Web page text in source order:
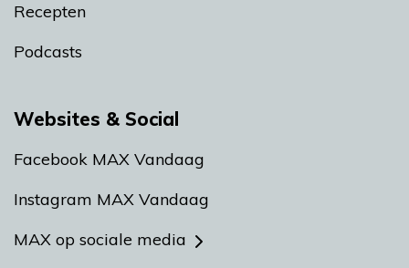
Recepten
Podcasts
Websites & Social
Facebook MAX Vandaag
Instagram MAX Vandaag
MAX op sociale media